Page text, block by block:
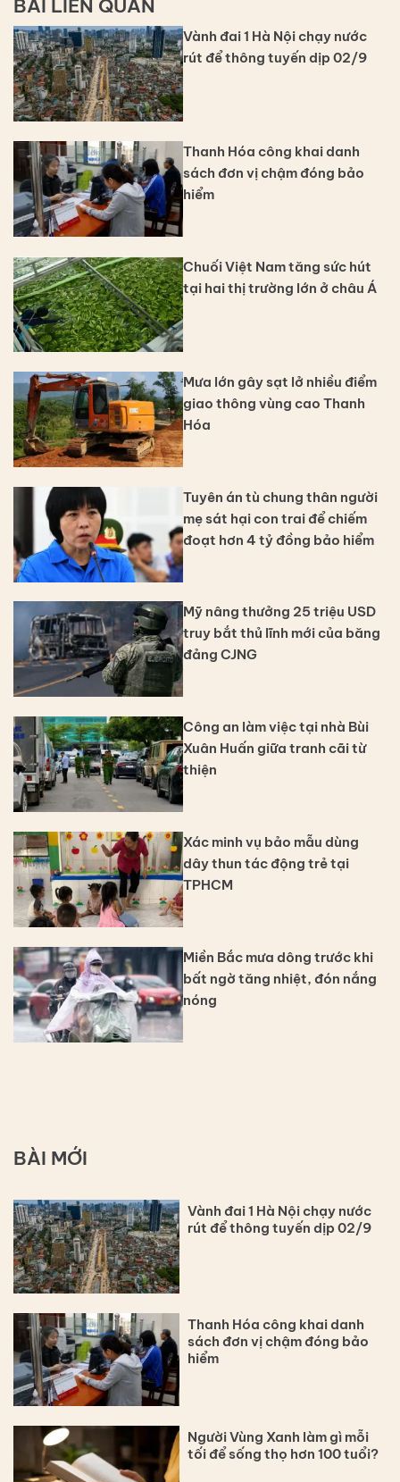
BÀI LIÊN QUAN
Vành đai 1 Hà Nội chạy nước
rút để thông tuyến dịp 02/9
Thanh Hóa công khai danh
sách đơn vị chậm đóng bảo
hiểm
Chuối Việt Nam tăng sức hút
tại hai thị trường lớn ở châu Á
Mưa lớn gây sạt lở nhiều điểm
giao thông vùng cao Thanh
Hóa
Tuyên án tù chung thân người
mẹ sát hại con trai để chiếm
đoạt hơn 4 tỷ đồng bảo hiểm
Mỹ nâng thưởng 25 triệu USD
truy bắt thủ lĩnh mới của băng
đảng CJNG
Công an làm việc tại nhà Bùi
Xuân Huấn giữa tranh cãi từ
thiện
Xác minh vụ bảo mẫu dùng
dây thun tác động trẻ tại
TPHCM
Miền Bắc mưa dông trước khi
bất ngờ tăng nhiệt, đón nắng
nóng
BÀI MỚI
Vành đai 1 Hà Nội chạy nước
rút để thông tuyến dịp 02/9
Thanh Hóa công khai danh
sách đơn vị chậm đóng bảo
hiểm
Người Vùng Xanh làm gì mỗi
tối để sống thọ hơn 100 tuổi?